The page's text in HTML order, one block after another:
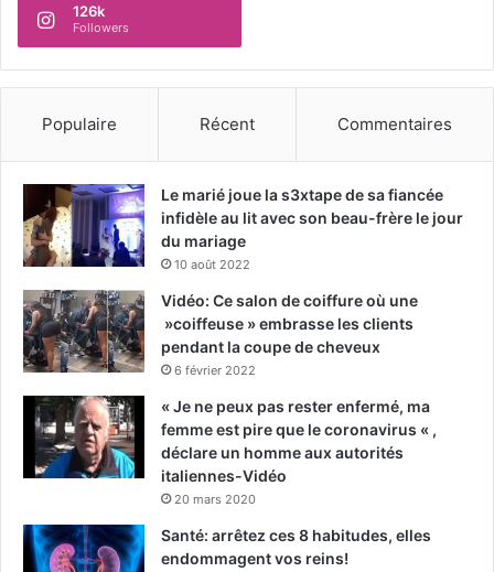
126k
Followers
Populaire Récent Commentaires
Le marié joue la s3xtape de sa fiancée
infidèle au lit avec son beau-frère le jour
du mariage
10 août 2022
Vidéo: Ce salon de coiffure où une
»coiffeuse » embrasse les clients
pendant la coupe de cheveux
6 février 2022
« Je ne peux pas rester enfermé, ma
femme est pire que le coronavirus « ,
déclare un homme aux autorités
italiennes-Vidéo
20 mars 2020
Santé: arrêtez ces 8 habitudes, elles
endommagent vos reins!